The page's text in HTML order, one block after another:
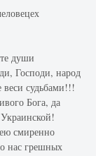
души
Господи, народ
судьбами!!!
Бога, да
смиренно
нас грешных